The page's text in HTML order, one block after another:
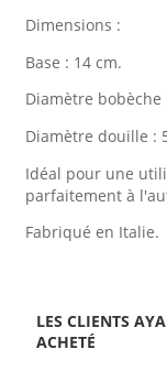
Dimensions :
Base : 14 cm.
Diamètre bobèche
Diamètre douille :
Idéal pour une
parfaitement à
Fabriqué en Italie.
LES CLIENTS
ACHETÉ